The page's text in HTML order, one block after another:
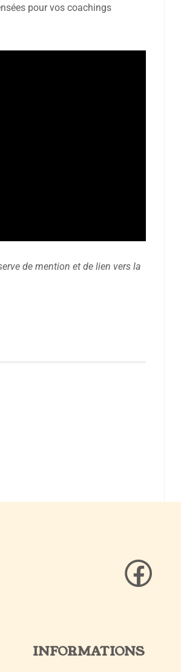
pour vos coachings
de mention et de lien vers la
INFORMATIONS